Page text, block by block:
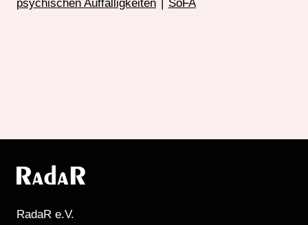
psychischen Auffälligkeiten
SoFA
RadaR e.V.